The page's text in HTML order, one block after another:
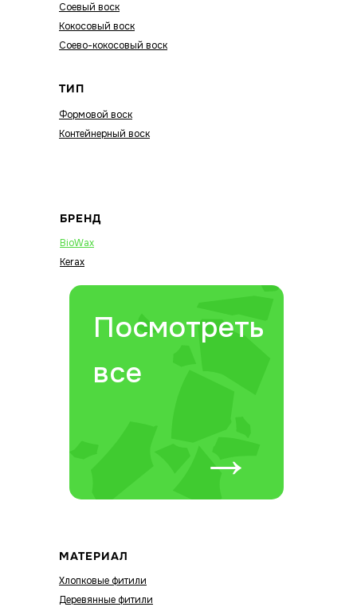
Соевый воск
Кокосовый воск
Соево-кокосовый воск
ТИП
Формовой воск
Контейнерный воск
БРЕНД
BioWax
Kerax
Посмотреть
все
→
МАТЕРИАЛ
Хлопковые фитили
Деревянные фитили